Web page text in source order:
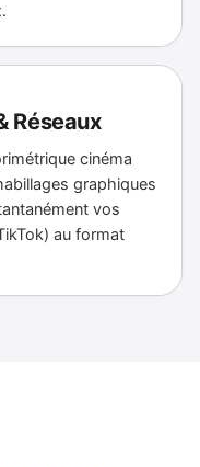
Réseaux
cinéma
graphiques
vos
au format